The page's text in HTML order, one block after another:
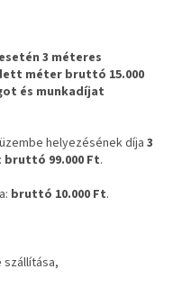
3 méteres
méter bruttó 15.000
és munkadíjat
helyezésének díja 3
bruttó 99.000 Ft.
bruttó 10.000 Ft.
szállítása,